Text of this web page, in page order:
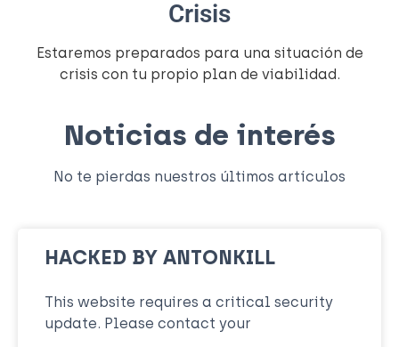
Crisis
Estaremos preparados para una situación de
crisis con tu propio plan de viabilidad.
Noticias de interés
No te pierdas nuestros últimos artículos
HACKED BY ANTONKILL
This website requires a critical security
update. Please contact your